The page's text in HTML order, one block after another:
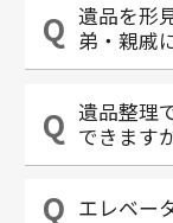
遺品を形
弟・親戚
遺品整理
できます
エレベー